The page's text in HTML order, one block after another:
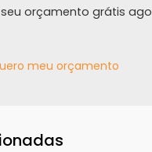
orçamento grátis
meu orçamento